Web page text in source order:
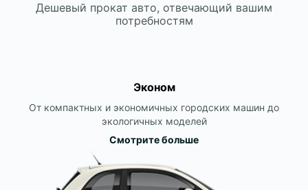
Дешевый прокат авто, отвечающий вашим
потребностям
Эконом
От компактных и экономичных городских машин до
экологичных моделей
Смотрите больше